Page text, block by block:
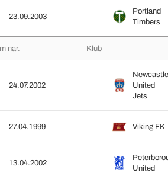
23.09.2003
Portland
Timbers
nar. Klub
24.07.2002
Newcastle
United
Jets
27.04.1999 Viking FK
13.04.2002
United